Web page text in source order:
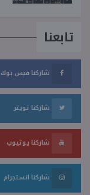
تابعنا
شاركنا فيس بوك
شاركنا تويتر
شاركنا يوتيوب
شاركنا انستجرام